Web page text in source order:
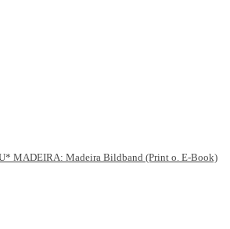
MADEIRA: Madeira Bildband (Print o. E-Book)